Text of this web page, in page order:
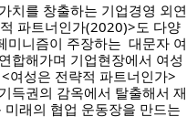
치를 창출하는 기업경영 외연
파트너인가(2020)>도 다양
미니즘이 주장하는  대문자 여
합해가며 기업현장에서 여성
여성은 전략적 파트너인가>
득권의 감옥에서 탈출해서 재
래의 협업 운동장을 만드는